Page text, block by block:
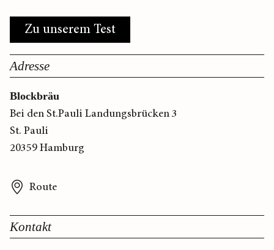
Zu unserem Test
Adresse
Blockbräu
Bei den St.Pauli Landungsbrücken 3
St. Pauli
20359 Hamburg
Route
Kontakt